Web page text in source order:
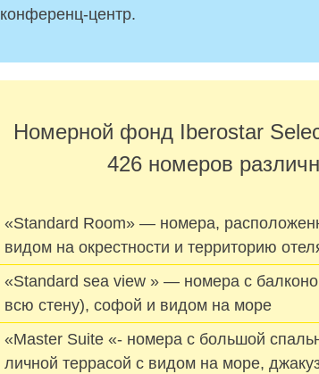
конференц-центр.
Номерной фонд Iberostar
426 номеров
«Standard Room» — номера,
видом на окрестности и территорию
«Standard sea view » — номера с
всю стену), софой и видом на море
«Master Suite «- номера с большой
личной террасой с видом на море,